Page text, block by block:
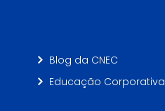
Blog da CNEC
Educação Corporativa